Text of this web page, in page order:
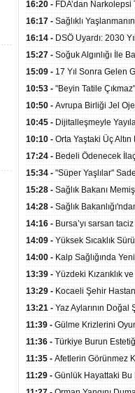
Yetersiz Bağırsak Temizliği
Kaçmasına Neden Oluyor
16:20 - FDA’dan
Onay: Oreksin Sistemini
Kullanıma Sunuldu
16:17 - Sağlıklı
Düzenli Kuvvet Antrenmanı
Koruyor
16:14 - DSÖ Uyardı: 2030
Hemşire ve Ebe Açığı
15:27 - Soğuk Algınlığı İle
Karaciğer Yetmezliği Çıktı:
Hayata Tutundu
15:09 - 17 Yıl Sonra Gelen
Reddedilen Hastaya 9'uncu
10:53 - "Beyin Tatile
Öğrenilenlerin Yüzde 39'u
10:50 - Avrupa Birliği Jel
Yasakladı: Kısırlık ve Alerji
10:45 - Dijitalleşmeyle
Beyni ve Aileyi Yıkıma
10:10 - Orta Yaştaki Üç
Yaşamı 13 Yıl Uzatabiliyor
17:24 - Bedeli Ödenecek
Düzenlemeler Hakkında
15:34 - "Süper Yaşlılar"
Fiziksel Olarak da Daha
15:28 - Sağlık Bakanı
300 Bini Aşkın Kişiye
14:28 - Sağlık
Hayat Merkezlerinde
Başladı
14:16 - Bursa’yı sarsan
gelişme!
14:09 - Yüksek Sıcaklık
Düşürüyor: 40 Derecede
Dakikaya İniyor
14:00 - Kalp Sağlığında
Kapağı 30 Saniyede Ritim
Ediyor
13:39 - Yüzdeki Kızarıklık
(Rozasea) Belirtisi Olabilir
13:29 - Kocaeli Şehir
Görünümlü Ünitesi
13:21 - Yaz Aylarının Doğal
Meyveler Bağışıklığı ve
11:39 - Gülme Krizlerini
3,5 Yaşındaki Çocuk 8 Kez
11:36 - Türkiye Burun
Oldu
11:35 - Afetlerin Görünmez
Dev Kadrosuyla Görev
11:29 - Günlük Hayattaki